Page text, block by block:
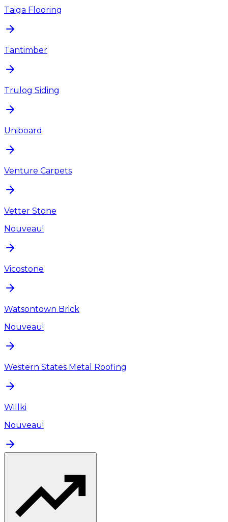
Taiga Flooring
Tantimber
Trulog Siding
Uniboard
Venture Carpets
Vetter Stone
Nouveau!
Vicostone
Watsontown Brick
Nouveau!
Western States Metal Roofing
Willki
Nouveau!